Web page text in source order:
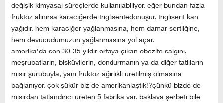
değişik kimyasal süreçlerde kullanılabiliyor. eğer bundan fazla
fruktoz alınırsa karaciğerde trigliseritedönüşür. trigliserit kan
yağıdır. hem karaciğer yağlanmasına, hem damar sertliğine,
hem devücudumuzun yağlanmasına yol açar.
amerika’da son 30-35 yıldır ortaya çıkan obezite salgını,
meşrubatların, bisküvilerin, dondurmanın ya da diğer tatlıların
mısır şurubuyla, yani fruktoz ağırlıklı üretilmiş olmasına
bağlanıyor. çok şükür biz de amerikanlaştık!?çünkü bizde de
mısırdan tatlandırıcı üreten 5 fabrika var. baklava şerbeti bile